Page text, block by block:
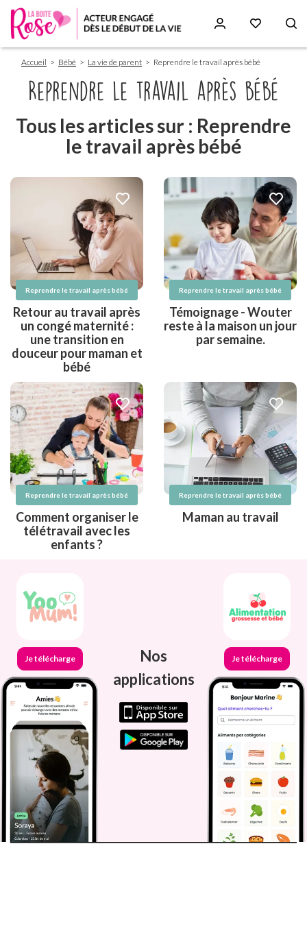
contenu
principal
Fil
d'Ariane
Accueil Bébé La vie de parent Reprendre le travail après bébé
Reprendre le travail après bébé
Tous les articles sur : Reprendre
le travail après bébé
Reprendre le travail après bébé
Retour au travail après
un congé maternité :
une transition en
douceur pour maman et
bébé
Reprendre le travail après bébé
Témoignage - Wouter
reste à la maison un jour
par semaine.
Reprendre le travail après bébé
Comment organiser le
télétravail avec les
enfants ?
Reprendre le travail après bébé
Maman au travail
Je télécharge
Nos
applications
Je télécharge